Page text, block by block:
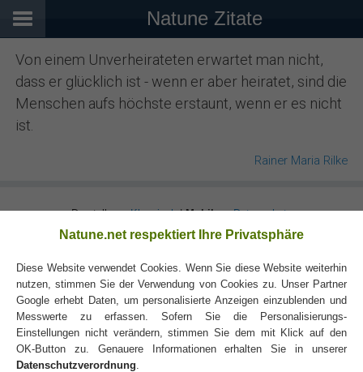
Natune Zitate
Von einem Unverheirateten erwartet man nicht,
dass er glücklich ist - wenn er aber heiratet, sind die
Menschen aufs höchste erstaunt, wenn er es nicht
ist.
Rainer Maria Rilke
Darstellung:Klassisch|Mobil Datenschutz
Natune.net respektiert Ihre Privatsphäre
Diese Website verwendet Cookies. Wenn Sie diese Website weiterhin
nutzen, stimmen Sie der Verwendung von Cookies zu. Unser Partner
Google erhebt Daten, um personalisierte Anzeigen einzublenden und
Messwerte zu erfassen. Sofern Sie die Personalisierungs-
Einstellungen nicht verändern, stimmen Sie dem mit Klick auf den
OK-Button zu. Genauere Informationen erhalten Sie in unserer
Datenschutzverordnung.